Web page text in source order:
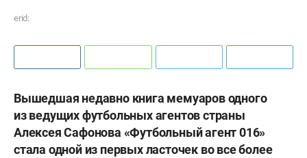
erid:
Вышедшая недавно книга мемуаров одного
из ведущих футбольных агентов страны
Алексея Сафонова «Футбольный агент 016»
стала одной из первых ласточек во все более